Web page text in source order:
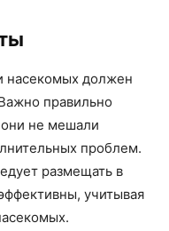
насекомых должен
правильно
не мешали
проблем.
размещать в
учитывая